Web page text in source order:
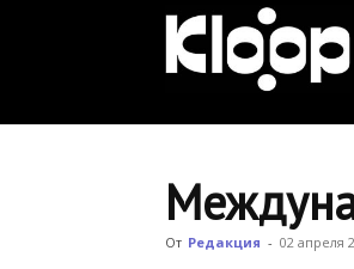
От Редакция - 02 апреля